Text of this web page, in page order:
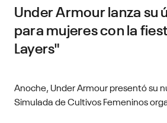
Under Armour lanza su
para mujeres con la
Layers"
Anoche, Under Armour presentó su
Simulada de Cultivos Femeninos